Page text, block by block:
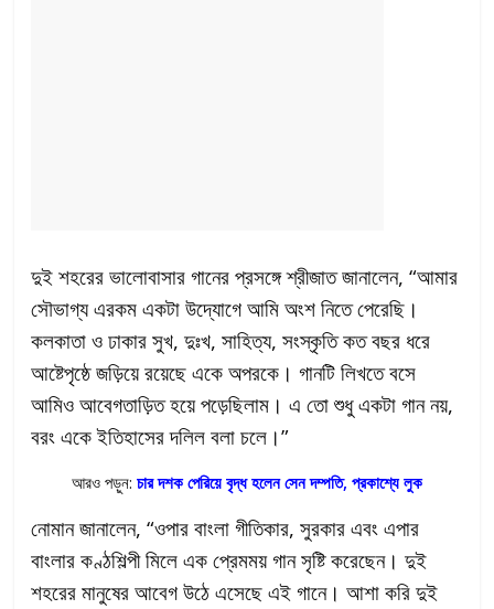
দুই শহরের ভালোবাসার গানের প্রসঙ্গে শ্রীজাত জানালেন, “আমার
সৌভাগ্য এরকম একটা উদ্যোগে আমি অংশ নিতে পেরেছি।
কলকাতা ও ঢাকার সুখ, দুঃখ, সাহিত্য, সংস্কৃতি কত বছর ধরে
আষ্টেপৃষ্ঠে জড়িয়ে রয়েছে একে অপরকে। গানটি লিখতে বসে
আমিও আবেগতাড়িত হয়ে পড়েছিলাম। এ তো শুধু একটা গান নয়,
বরং একে ইতিহাসের দলিল বলা চলে।”
আরও পড়ুন: চার দশক পেরিয়ে বৃদ্ধ হলেন সেন দম্পতি, প্রকাশ্যে লুক
নোমান জানালেন, “ওপার বাংলা গীতিকার, সুরকার এবং এপার
বাংলার কণ্ঠশিল্পী মিলে এক প্রেমময় গান সৃষ্টি করেছেন। দুই
শহরের মানুষের আবেগ উঠে এসেছে এই গানে। আশা করি দুই